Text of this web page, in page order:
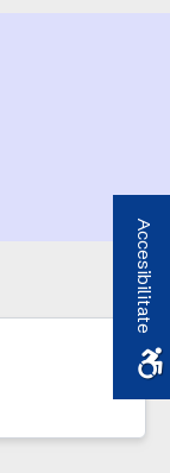
Accesibilitate